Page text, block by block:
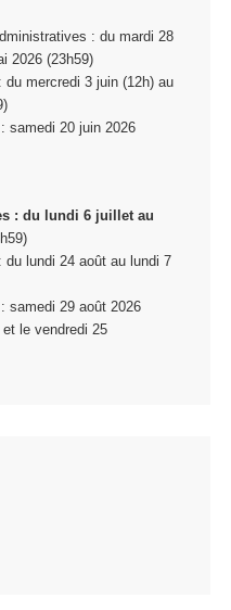
: du mardi 28
2026 (23h59)
mercredi 3 juin (12h) au
samedi 20 juin 2026
: du lundi 6 juillet au
lundi 24 août au lundi 7
samedi 29 août 2026
le vendredi 25